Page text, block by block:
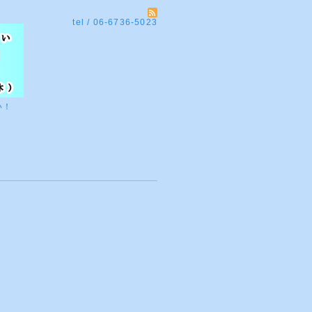
tel / 06-6736-5023